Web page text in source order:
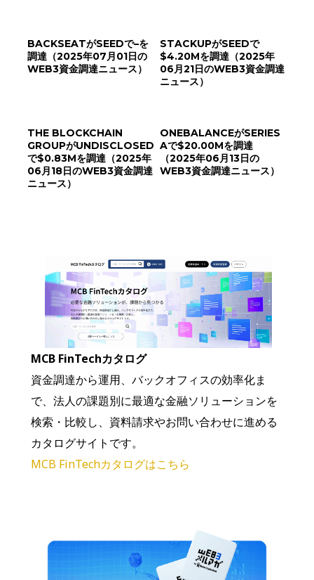
BACKSEATがSEEDで–を
調達（2025年07月01日の
WEB3資金調達ニュース）
STACKUPがSEEDで
$4.20Mを調達（2025年
06月21日のWEB3資金調達
ニュース）
THE BLOCKCHAIN
GROUPがUNDISCLOSED
で$0.83Mを調達（2025年
06月18日のWEB3資金調達
ニュース）
ONEBALANCEがSERIES
Aで$20.00Mを調達
（2025年06月13日の
WEB3資金調達ニュース）
MCB FinTechカタログ
資金調達から運用、バックオフィスの効率化ま
で、法人の課題別に最適な金融ソリューションを
検索・比較し、資料請求やお問い合わせに進める
カタログサイトです。
MCB FinTechカタログはこちら